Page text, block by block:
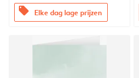
offers Elke dag lage prijzen